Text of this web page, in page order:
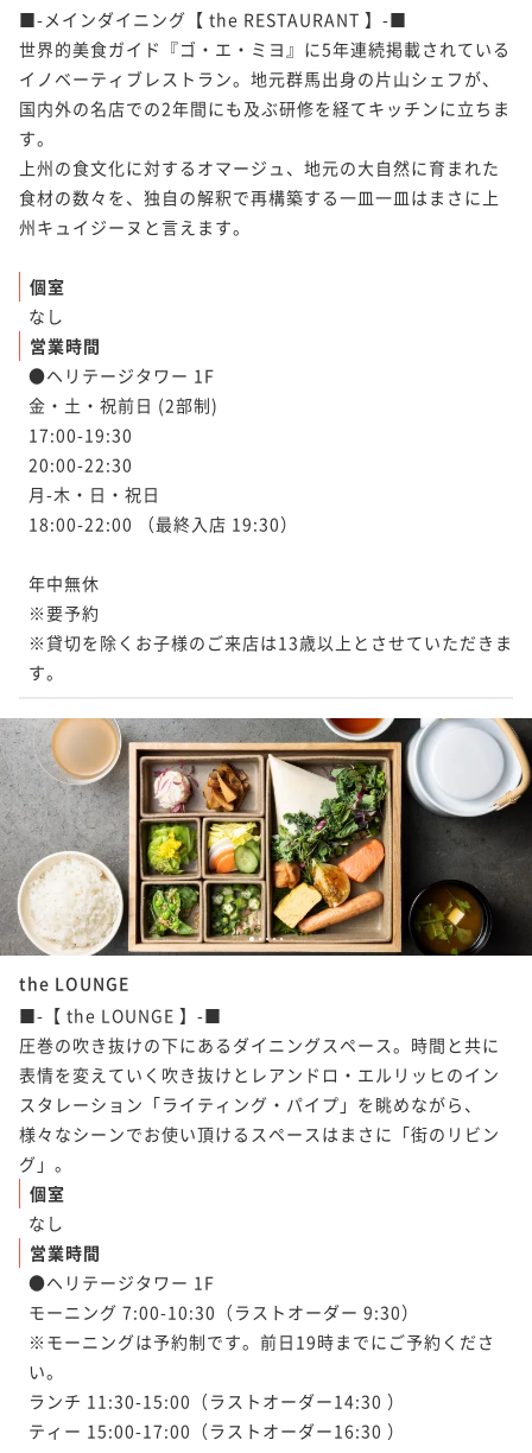
■-メインダイニング【 the RESTAURANT 】-■
世界的美食ガイド『ゴ・エ・ミヨ』に5年連続掲載されている
イノベーティブレストラン。地元群馬出身の片山シェフが、
国内外の名店での2年間にも及ぶ研修を経てキッチンに立ちま
す。
上州の食文化に対するオマージュ、地元の大自然に育まれた
食材の数々を、独自の解釈で再構築する一皿一皿はまさに上
州キュイジーヌと言えます。
個室
なし
営業時間
●ヘリテージタワー 1F
金・土・祝前日 (2部制)
17:00-19:30
20:00-22:30
月-木・日・祝日
18:00-22:00 （最終入店 19:30）
年中無休
※要予約
※貸切を除くお子様のご来店は13歳以上とさせていただきま
す。
12345
the LOUNGE
■-【 the LOUNGE 】-■
圧巻の吹き抜けの下にあるダイニングスペース。時間と共に
表情を変えていく吹き抜けとレアンドロ・エルリッヒのイン
スタレーション「ライティング・パイプ」を眺めながら、
様々なシーンでお使い頂けるスペースはまさに「街のリビン
グ」。
個室
なし
営業時間
●ヘリテージタワー 1F
モーニング 7:00-10:30（ラストオーダー 9:30）
※モーニングは予約制です。前日19時までにご予約くださ
い。
ランチ 11:30-15:00（ラストオーダー14:30 ）
ティー 15:00-17:00（ラストオーダー16:30 ）